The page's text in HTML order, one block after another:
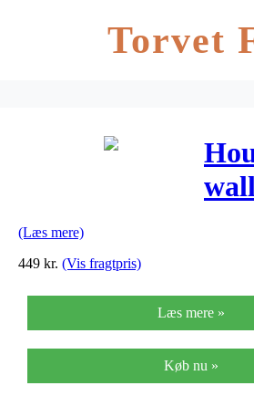
Torvet
(Læs mere)
449 kr. (Vis fragtpris)
Læs mere »
Køb nu »